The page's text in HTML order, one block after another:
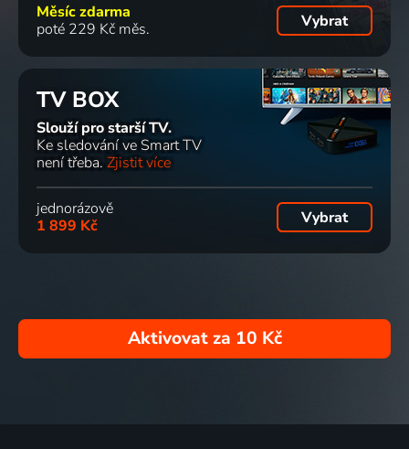
Měsíc zdarma
poté 229 Kč měs.
Vybrat
TV BOX
Slouží pro starší TV.
Ke sledování ve Smart TV
není třeba. Zjistit více
jednorázově
1 899 Kč
Vybrat
Aktivovat za 10 Kč